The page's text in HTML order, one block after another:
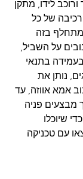
לידו, מתקן
של כל
מתחלף בזה
על השביל,
בתנאי
נותן את
אמא אווזה, עד
מבצעים פניה
שיוכלו
עם טכניקה